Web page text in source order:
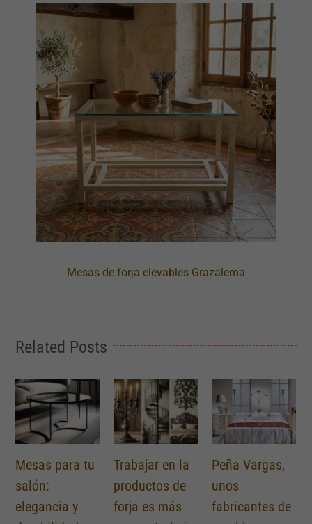
Mesas de forja elevables Grazalema
Related Posts
Trabajar en la
productos de
forja es más
Peña Vargas,
unos
fabricantes de
Historia de la
forja: Una
tradición